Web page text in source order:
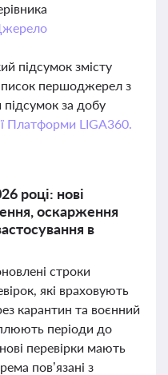
підсумок змісту
першоджерел з
за добу
Платформи LIGA360.
році: нові
оскарження
в
строки
які враховують
карантин та воєнний
періоди до
перевірки мають
пов’язані з